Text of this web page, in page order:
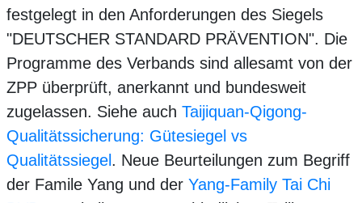
festgelegt in den Anforderungen des Siegels
"DEUTSCHER STANDARD PRÄVENTION". Die
Programme des Verbands sind allesamt von der
ZPP überprüft, anerkannt und bundesweit
zugelassen. Siehe auch Taijiquan-Qigong-
Qualitätssicherung: Gütesiegel vs
Qualitätssiegel . Neue Beurteilungen zum Begriff
der Famile Yang und der Yang-Family Tai Chi